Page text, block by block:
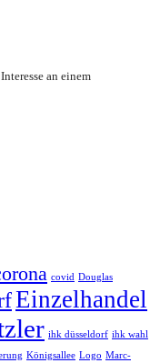
an einem
covid Douglas
Einzelhandel
ihk düsseldorf ihk wahl
Königsallee Logo Marc-